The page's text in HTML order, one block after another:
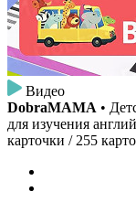
Видео
DobraMAMA •
для изучения
карточки / 255